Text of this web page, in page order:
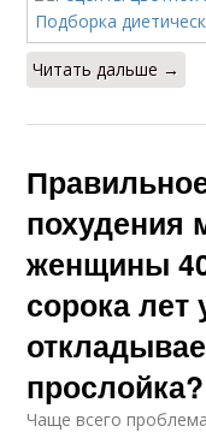
Читать дальше →
похудения
женщины
сорока лет
прослойка?
Чаще всего